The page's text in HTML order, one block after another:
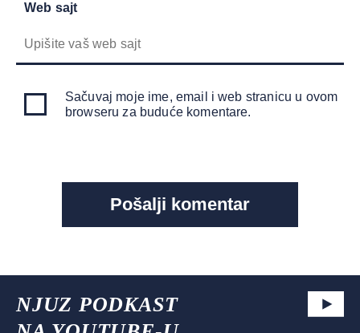
Web sajt
Sačuvaj moje ime, email i web stranicu u ovom
browseru za buduće komentare.
NJUZ PODKAST